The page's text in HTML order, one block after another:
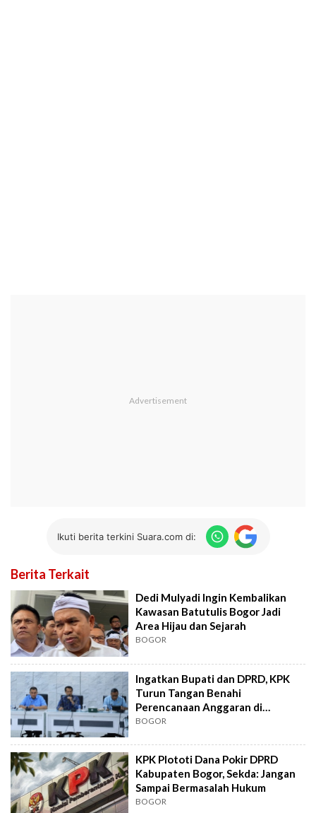
Ikuti berita terkini Suara.com di:
Berita Terkait
Dedi Mulyadi Ingin Kembalikan
Kawasan Batutulis Bogor Jadi
Area Hijau dan Sejarah
BOGOR
Ingatkan Bupati dan DPRD, KPK
Turun Tangan Benahi
Perencanaan Anggaran di
Kabupaten Bogor
BOGOR
KPK Plototi Dana Pokir DPRD
Kabupaten Bogor, Sekda: Jangan
Sampai Bermasalah Hukum
BOGOR